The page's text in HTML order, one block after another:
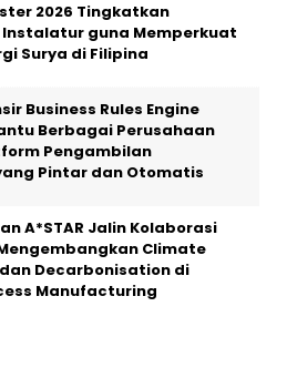
2026 Tingkatkan
guna Memperkuat
Surya di Filipina
Business Rules Engine
Berbagai Perusahaan
Pengambilan
Pintar dan Otomatis
A*STAR Jalin Kolaborasi
Climate
Decarbonisation di
Manufacturing